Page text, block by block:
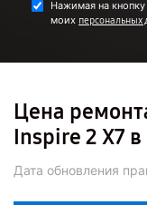
Нажимая на
моих персональных
Цена
Inspire 2 X7
Дата обновления